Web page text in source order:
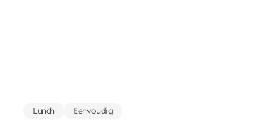
Lunch Eenvoudig